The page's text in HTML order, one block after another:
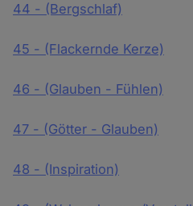
44 - (Bergschlaf)
45 - (Flackernde Kerze)
46 - (Glauben - Fühlen)
47 - (Götter - Glauben)
48 - (Inspiration)